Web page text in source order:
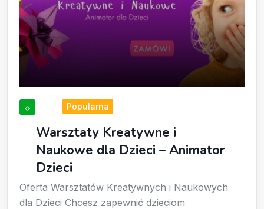
☼
Warsztaty Kreatywne i
Naukowe dla Dzieci – Animator
Dzieci
Popularna
Oferta Warsztatów Kreatywnych i Naukowych
dla Dzieci Chcesz zapewnić dzieciom